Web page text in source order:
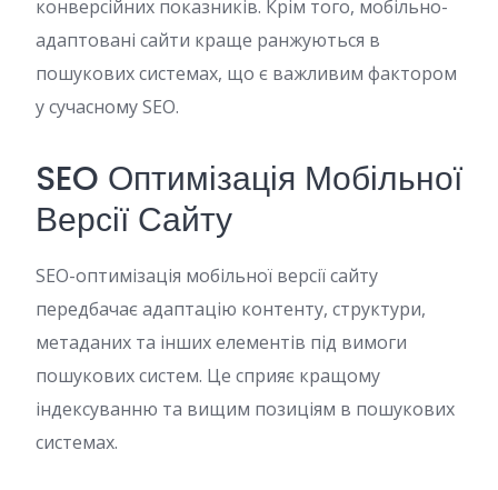
конверсійних показників. Крім того, мобільно-
адаптовані сайти краще ранжуються в
пошукових системах, що є важливим фактором
у сучасному SEO.
SEO Оптимізація Мобільної
Версії Сайту
SEO-оптимізація мобільної версії сайту
передбачає адаптацію контенту, структури,
метаданих та інших елементів під вимоги
пошукових систем. Це сприяє кращому
індексуванню та вищим позиціям в пошукових
системах.